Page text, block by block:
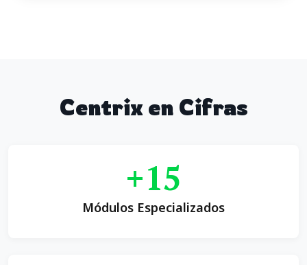
Centrix en Cifras
+15
Módulos Especializados